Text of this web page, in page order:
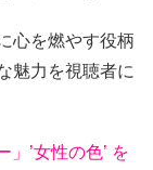
心を燃やす役柄
魅力を視聴者に
’女性の色’ を